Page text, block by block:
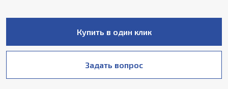
Купить в один клик
Задать вопрос